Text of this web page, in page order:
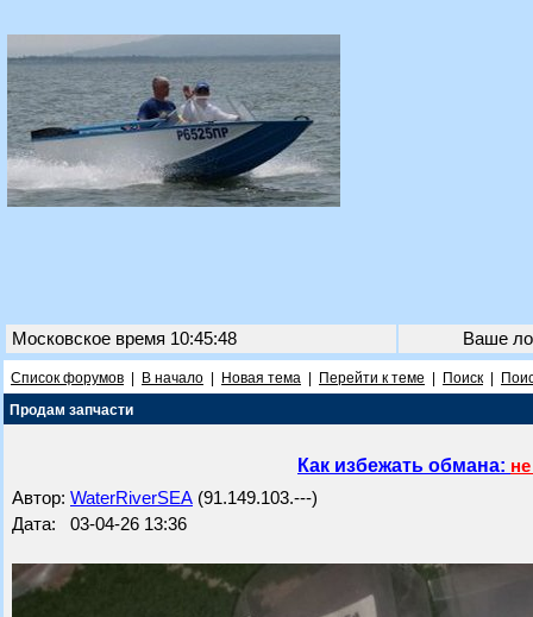
Московское время 10:45:48 Ваше
Список форумов В начало Новая тема Перейти к теме Поиск
Продам запчасти
Как избежать обмана:
Автор: WaterRiverSEA (91.149.103.---)
Дата: 03-04-26 13:36